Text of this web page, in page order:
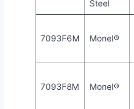
Steel
7093F6M Monel®
7093F8M Monel®